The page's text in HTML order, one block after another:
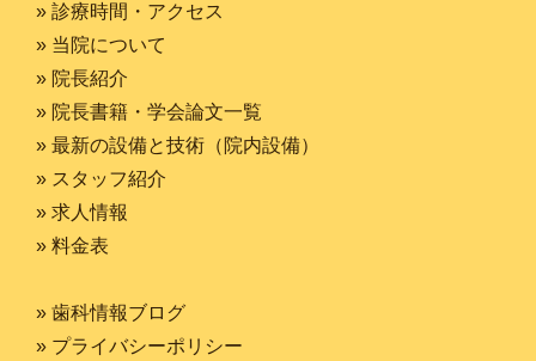
» 診療時間・アクセス
» 当院について
» 院長紹介
» 院長書籍・学会論文一覧
» 最新の設備と技術（院内設備）
» スタッフ紹介
» 求人情報
» 料金表
» 歯科情報ブログ
» プライバシーポリシー